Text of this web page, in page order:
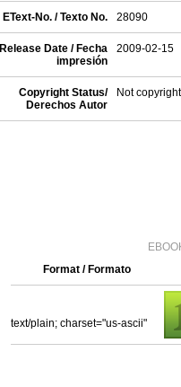
EText-No. / Texto No. 28090
Release Date / Fecha
impresión
2009-02-15
Copyright Status/
Derechos Autor
Not
Format / Formato
text/plain; charset="us-ascii"